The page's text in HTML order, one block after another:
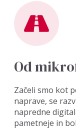
Od
Začeli smo kot
naprave, se
napredne
pametneje in